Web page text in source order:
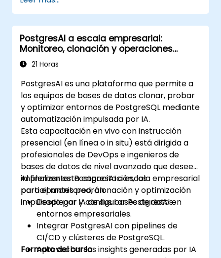
Replicar y escalar un servidor PostgreSQL.
PostgresAI a escala empresarial:
Monitoreo, clonación y operaciones
impulsadas por IA
21 Horas
PostgresAI es una plataforma que permite a
los equipos de bases de datos clonar, probar
y optimizar entornos de PostgreSQL mediante
automatización impulsada por IA.
Esta capacitación en vivo con instrucción
presencial (en línea o in situ) está dirigida a
profesionales de DevOps e ingenieros de
bases de datos de nivel avanzado que deseen
implementar PostgresAI a escala empresarial
para el monitoreo, clonación y optimización
impulsada por IA de sus bases de datos.
Al finalizar esta capacitación, los
participantes podrán:
Desplegar y configurar PostgresAI en
entornos empresariales.
Integrar PostgresAI con pipelines de
CI/CD y clústeres de PostgreSQL.
Aprovechar las insights generadas por IA
Formato del curso